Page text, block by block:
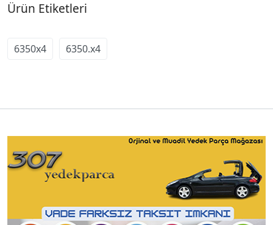
Ürün Etiketleri
6350x4 6350.x4